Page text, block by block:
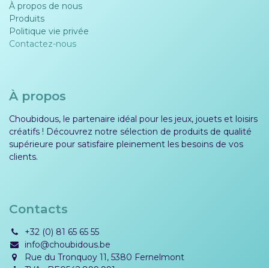
À propos de nous
Produits
Politique vie privée​​
Contactez-nous
À propos
Choubidous, le partenaire idéal pour les jeux, jouets et loisirs
créatifs ! Découvrez notre sélection de produits de qualité
supérieure pour satisfaire pleinement les besoins de vos
clients.
Contacts
+32 (0) 81 65 65 55
info@choubidous.be
Rue du Tronquoy 11, 5380 Fernelmont